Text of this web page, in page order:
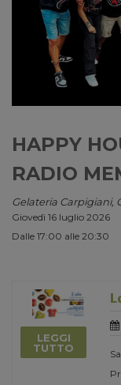
HAPPY
RADIO
Gelateria Carpigiani,
Giovedì 16 luglio 2026
Dalle 17:00 alle 20:30
LEGGI
TUTTO